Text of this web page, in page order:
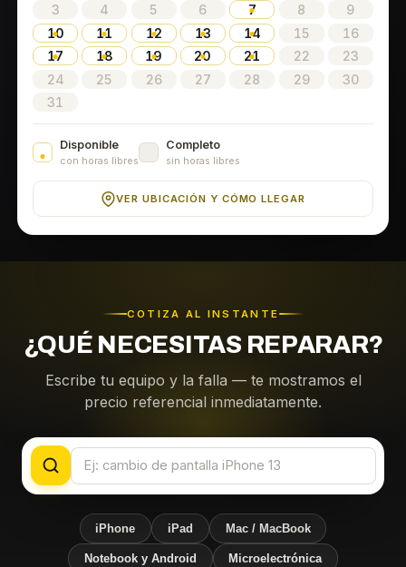
3
4 5 6 7 8
9
10
11 12 13 14 15
16
17
18 19 20 21 22
23
24
25 26 27 28 29
30
31
Disponible
con horas libres
Completo
sin horas libres
VER UBICACIÓN Y CÓMO LLEGAR
COTIZA AL INSTANTE
¿QUÉ NECESITAS REPARAR?
Escribe tu equipo y la falla — te mostramos el
precio referencial inmediatamente.
iPhone iPad Mac / MacBook
Notebook y Android Microelectrónica